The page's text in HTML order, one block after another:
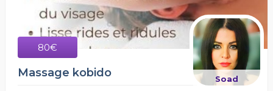
80€
Soad
Massage kobido